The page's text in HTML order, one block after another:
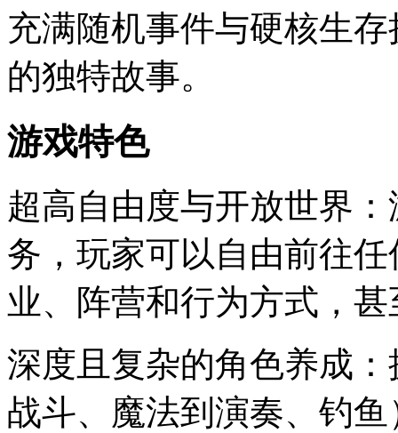
充满随机事件与硬核生
的独特故事。
游戏特色
超高自由度与开放世界
务，玩家可以自由前往
业、阵营和行为方式，
深度且复杂的角色养成
战斗、魔法到演奏、钓